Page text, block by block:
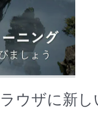
ウザに新し